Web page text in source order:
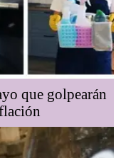
que golpearán